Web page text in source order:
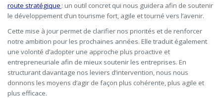
route stratégique : un outil concret qui nous guidera afin de soutenir
le développement d’un tourisme fort, agile et tourné vers l’avenir.
Cette mise à jour permet de clarifier nos priorités et de renforcer
notre ambition pour les prochaines années. Elle traduit également
une volonté d’adopter une approche plus proactive et
entrepreneuriale afin de mieux soutenir les entreprises. En
structurant davantage nos leviers d’intervention, nous nous
donnons les moyens d’agir de façon plus cohérente, plus agile et
plus efficace.